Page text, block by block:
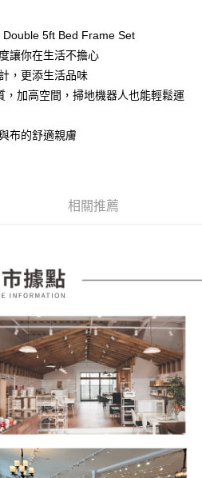
中國信託商業銀行
永豐商業銀行
星展（台灣）商業銀行
哥大用戶可立即使用無須另外申請。
訂單成立後會自動跳轉到大哥付的交易
，表示未達大哥付你分期系統評分，恕無
擇「超商條碼／台灣大直營門市／銀行轉
等通路繳費。
限公司」（以下簡稱本公司）所提供，讓
商品或服務，並由商店將買賣／分期付款
使用本公司帳單繳交帳款。
期」之契約關係目的，商店將以您的個人
供予台灣大哥大進項蒐集、處理及利用，
需資料之確認、核對及更正。
連結：
https://oppay.tw/userRule
卡、不需儲值。
證，即可結帳。
再付款。
後付」後，將跳轉至「AFTEE先享後付」
額後，即可完成結帳。
費通知簡訊。
付款，方視為交易完成。
立刻繳費，但若您需要取消訂單，請聯絡
消之訂單仍視為有效，需透過AFTEE先享
後付 」之結帳頁面顯示為準，若有關於
款等相關疑問，請聯繫「AFTEE先享後付
support/home
提供之「AFTEE先享後付」服務完成之交
個人資料，並將交易相關給付款項請求債
5ft Bed Frame Set
讓你在生活不擔心
，更添生活品味
加高空間，掃地機器人也能輕鬆運
布的舒適親膚
相關推薦